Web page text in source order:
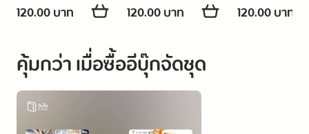
120.00 บาท
120.00 บาท
120.00 บาท
คุ้มกว่า เมื่อซื้ออีบุ๊กจัดชุด